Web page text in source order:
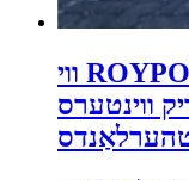
ווי ROYPOW PC15KT מאָביל ESS גיט
ווינטערס